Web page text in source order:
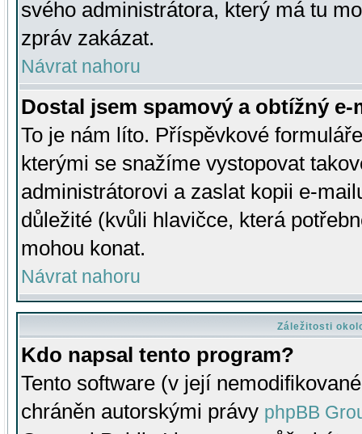
svého administrátora, který má tu
zpráv zakázat.
Návrat nahoru
Dostal jsem spamový a obtížný
To je nám líto. Příspěvkové
kterými se snažíme vystopovat
administrátorovi a zaslat kopii e-
důležité (kvůli hlavičce, která
mohou konat.
Návrat nahoru
Záležitosti
Kdo napsal tento program?
Tento software (v její
chráněn autorskými právy phpBB